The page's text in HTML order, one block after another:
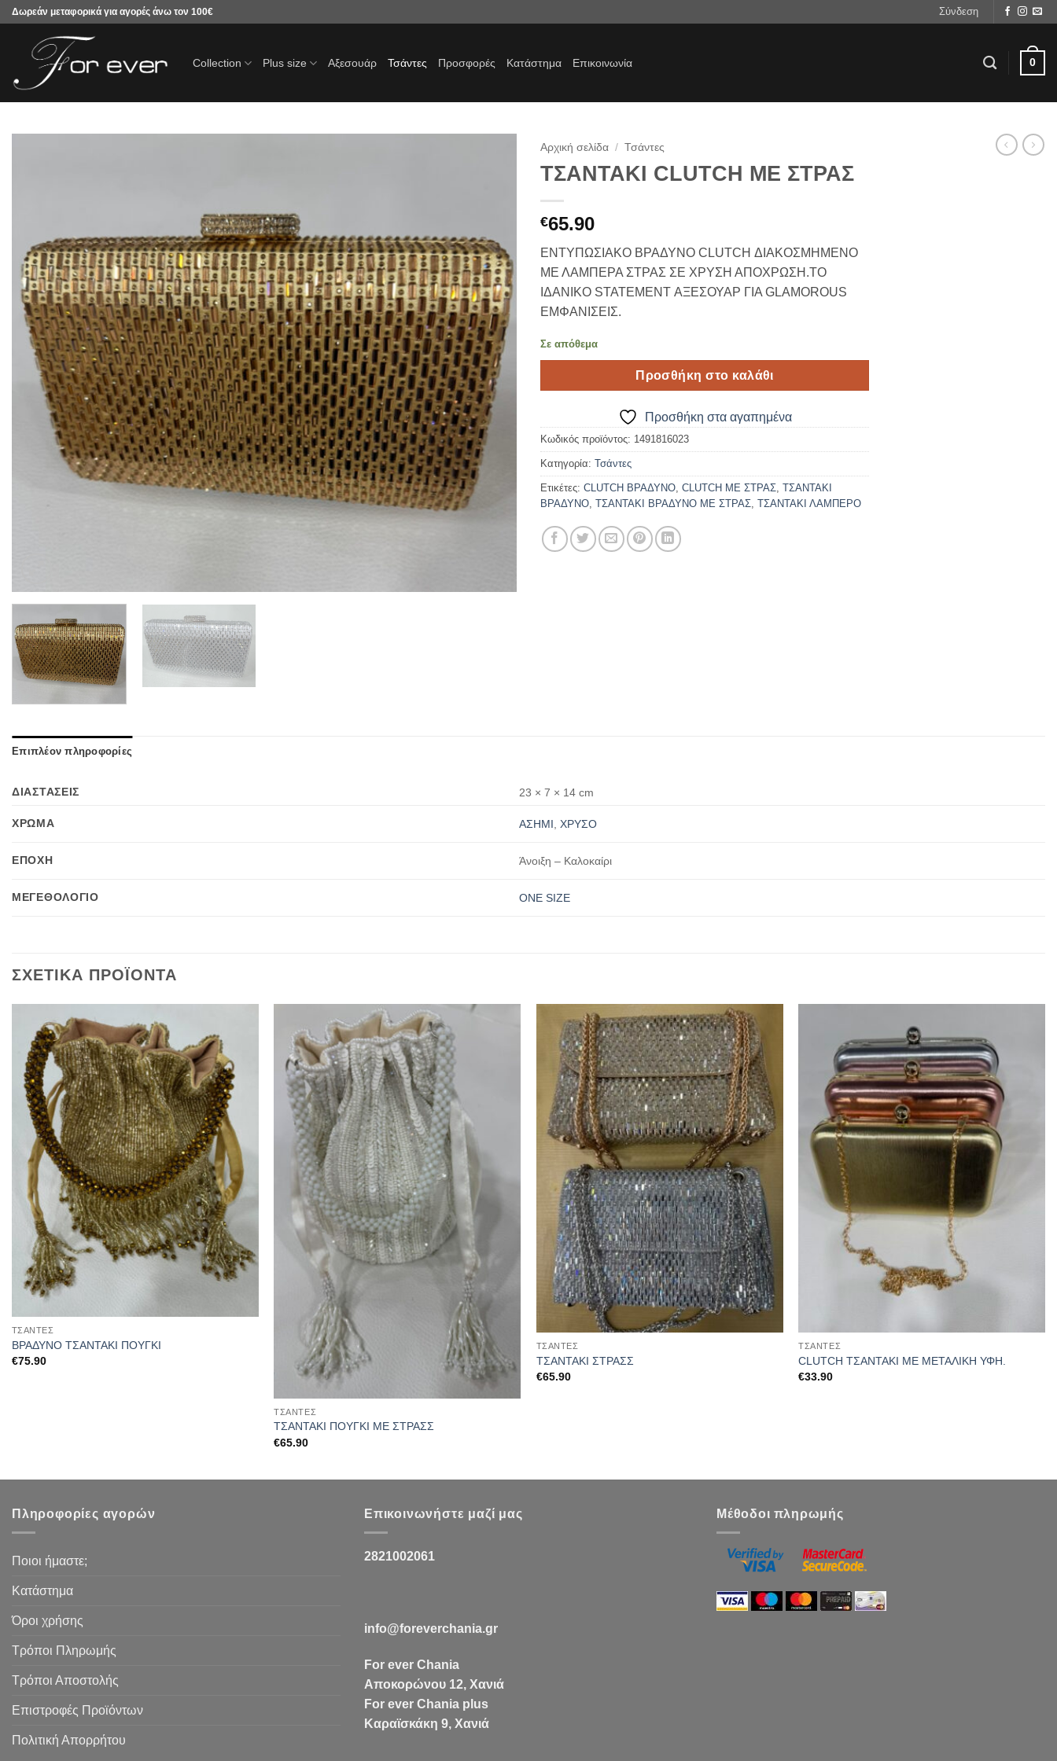
Μετάβαση
περιεχόμενο
Δωρεάν μεταφορικά για αγορές άνω τον 100€ Σύνδεση
Collection Plus size Αξεσουάρ Τσάντες Προσφορές Κατάστημα Επικοινωνία 0
Αρχική σελίδα / Τσάντες
ΤΣΑΝΤΑΚΙ CLUTCH ΜΕ ΣΤΡΑΣ
€65.90
ΕΝΤΥΠΩΣΙΑΚΟ ΒΡΑΔΥΝΟ CLUTCH ΔΙΑΚΟΣΜΗΜΕΝΟ
ΜΕ ΛΑΜΠΕΡΑ ΣΤΡΑΣ ΣΕ ΧΡΥΣΗ ΑΠΟΧΡΩΣΗ.ΤΟ
ΙΔΑΝΙΚΟ STATEMENT ΑΞΕΣΟΥΑΡ ΓΙΑ GLAMOROUS
ΕΜΦΑΝΙΣΕΙΣ.
Σε απόθεμα
Προσθήκη στο καλάθι
Προσθήκη στα αγαπημένα
Κωδικός προϊόντος: 1491816023
Κατηγορία: Τσάντες
Ετικέτες: CLUTCH ΒΡΑΔΥΝΟ, CLUTCH ΜΕ ΣΤΡΑΣ, ΤΣΑΝΤΑΚΙ
ΒΡΑΔΥΝΟ, ΤΣΑΝΤΑΚΙ ΒΡΑΔΥΝΟ ΜΕ ΣΤΡΑΣ, ΤΣΑΝΤΑΚΙ ΛΑΜΠΕΡΟ
Επιπλέον πληροφορίες
ΔΙΑΣΤΆΣΕΙΣ 23 × 7 × 14 cm
ΧΡΩΜΑ ΑΣΗΜΙ ,ΧΡΥΣΟ
ΕΠΟΧΉ Άνοιξη – Καλοκαίρι
ΜΕΓΕΘΟΛΟΓΙΟ ONE SIZE
ΣΧΕΤΙΚΆ ΠΡΟΪΌΝΤΑ
Προσθήκη
στα
αγαπημένα
ΤΣΆΝΤΕΣ
ΒΡΑΔΥΝΟ ΤΣΑΝΤΑΚΙ ΠΟΥΓΚΙ
€75.90
ΤΣΆΝΤΕΣ
ΤΣΑΝΤΑΚΙ ΠΟΥΓΚΙ ΜΕ ΣΤΡΑΣΣ
€65.90
Προσθήκη
στα
αγαπημένα
ΤΣΆΝΤΕΣ
ΤΣΑΝΤΑΚΙ ΣΤΡΑΣΣ
€65.90
Προσθήκη
αγαπημένα
ΤΣΆΝΤΕΣ
CLUTCH ΤΣΑΝΤΑΚΙ ΜΕ ΜΕΤΑΛΙΚΗ ΥΦΗ.
€33.90
Πληροφορίες αγορών
Ποιοι ήμαστε;
Κατάστημα
Όροι χρήσης
Τρόποι Πληρωμής
Τρόποι Αποστολής
Επιστροφές Προϊόντων
Πολιτική Απορρήτου
Επικοινωνήστε μαζί μας
2821002061
info@foreverchania.gr
For ever Chania
Αποκορώνου 12, Χανιά
For ever Chania plus
Καραϊσκάκη 9, Χανιά
Μέθοδοι πληρωμής